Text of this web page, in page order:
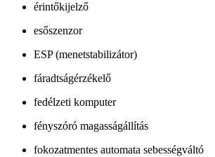
érintőkijelző
esőszenzor
ESP (menetstabilizátor)
fáradtságérzékelő
fedélzeti komputer
fényszóró magasságállítás
fokozatmentes automata sebességváltó